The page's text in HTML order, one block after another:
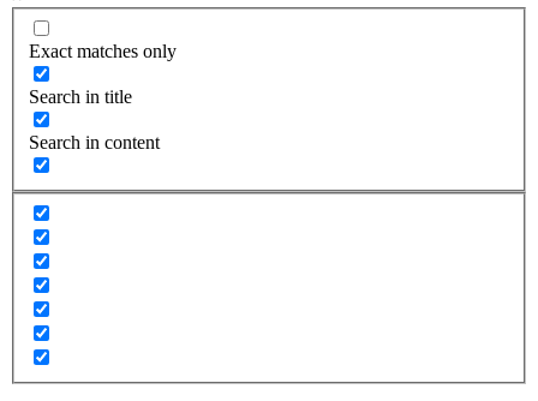
Exact matches only
Search in title
Search in content